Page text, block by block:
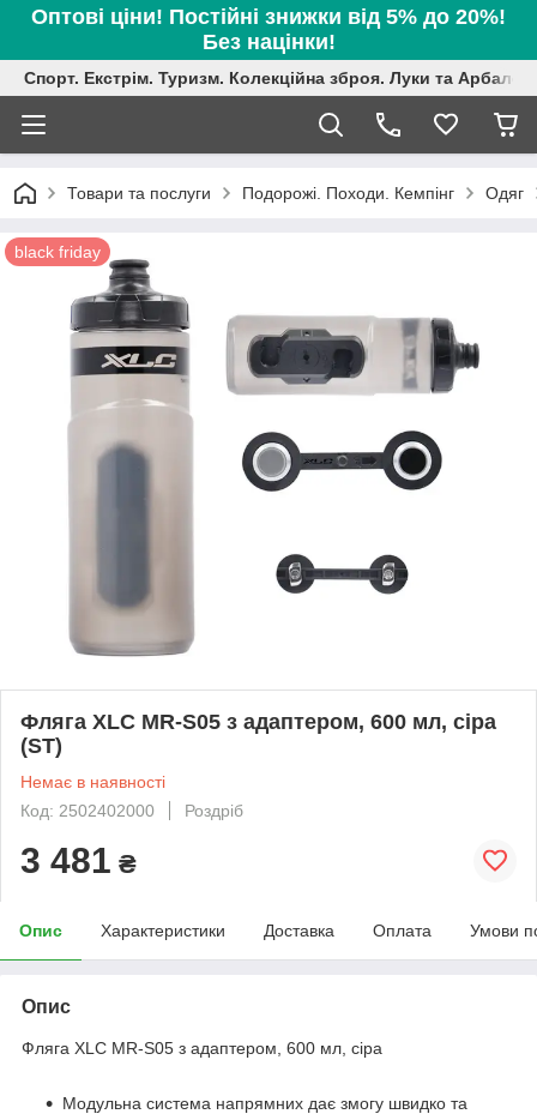
Оптові ціни! Постійні знижки від 5% до 20%!
Без націнки!
Спорт. Екстрім. Туризм. Колекційна зброя. Луки та
Товари та послуги Подорожі. Походи. Кемпінг Одяг
black friday
Фляга XLC MR-S05 з адаптером, 600 мл, сіра
(ST)
Немає в наявності
Код: 2502402000
Роздріб
3 481 ₴
Опис Характеристики Доставка Оплата Умови
Опис
Фляга XLC MR-S05 з адаптером, 600 мл, сіра
Модульна система напрямних дає змогу швидко та